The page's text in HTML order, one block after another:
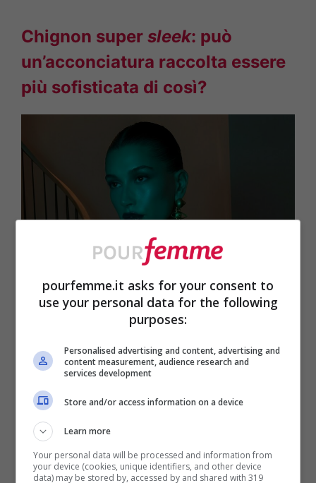
Chignon super sleek: può
un’acconciatura raccolta essere
più sofisticata di così?
Hailey Bieber – Foto Instagram @haileybieber
che meglio incarnano il concetto
diTrendsettertroviamo sicuramente
Hailey Bieber: è a lei, infatti, che dobbiamo
l’amore a prima vista che nutriremo per lo
chignonextra sleek
Tanto azzeccato per passeggiare con
nonchalance su di un red carpet, quanto
pourfemme.it asks for your consent to
use your personal data for the following
purposes:
Personalised advertising and content, advertising and
content measurement, audience research and
services development
Store and/or access information on a device
Learn more
Your personal data will be processed and information from
your device (cookies, unique identifiers, and other device
data) may be stored by, accessed by and shared with 319